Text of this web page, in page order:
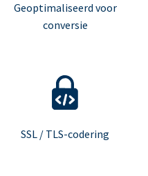
Geoptimaliseerd voor
conversie
SSL / TLS-codering